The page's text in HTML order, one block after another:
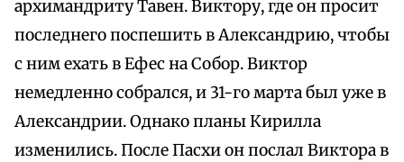
архимандриту Тавен. Виктору, где он просит
последнего поспешить в Александрию, чтобы
с ним ехать в Ефес на Собор. Виктор
немедленно собрался, и 31-го марта был уже в
Александрии. Однако планы Кирилла
изменились. После Пасхи он послал Виктора в